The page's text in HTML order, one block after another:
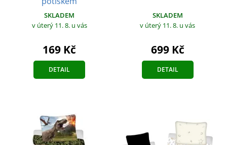
SKLADEM
v úterý 11. 8. u vás
169 Kč
DETAIL
SKLADEM
v úterý 11. 8. u vás
699 Kč
DETAIL